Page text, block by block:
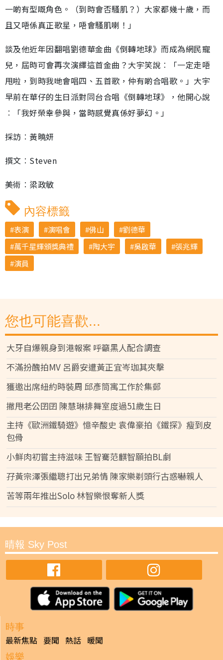
一啲有型嘅角色。（到時會否騷肌？）大家都幾十歲，而
且又唔係真正歌星，唔會騷肌喇！」
談及他近年因翻唱劉德華金曲《倒轉地球》而成為網民寵
兒，屆時可會再次演繹這首金曲？大宇笑說︰「一定走唔
甩啦，到時我哋會唱四、五首歌，仲有啲合唱歌。」大宇
早前在華仔的生日派對同台合唱《倒轉地球》，他開心說
︰「我好榮幸參與，當時感覺真係好夢幻。」
採訪︰黃曉妍
撰文︰Steven
美術︰梁政敏
內容標籤
表演 演唱會 佛山
劉德華
萬千星輝頒獎典禮
陶大宇 吳啟華
張兆輝
演員
您也可能喜歡...
大牙自爆親身到港報案 呼籲黑人配合調查
不滿扮醜拍MV 呂爵安遭黃正宜岑珈其夾擊
獲邀出席紐約時裝周 邱彥筒寓工作於集郵
撇甩老公囝囝 陳慧琳排舞室度過51歲生日
主持《歐洲鐵騎遊》憶辛酸史 袁偉豪拍《鐵探》瘦到皮
包骨
小鮮肉初嘗主持滋味 王智騫范麒智願拍BL劇
孖黃宗澤張繼聰打出兄弟情 陳家樂剃頭行古惑嚇親人
苦等兩年推出Solo 林智樂恨奪新人獎
晴報 Sky Post
時事
最新焦點 要聞 熱話 暖聞
娛樂